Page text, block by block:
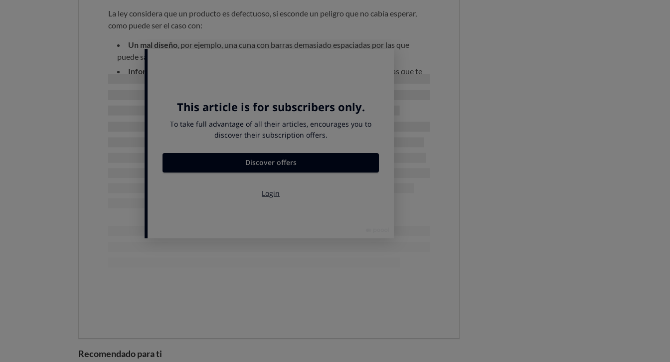
La ley considera que un producto es defectuoso, si esconde un peligro que no cabía esperar,
como puede ser el caso con:
Un mal diseño, por ejemplo, una cuna con barras demasiado espaciadas por las que
puede sacar la cabeza el bebé y lesionarse.
Información de uso que esté incompleta
, es decir, instrucciones mal redactadas que te
En cualquiera de estos casos, se asume que la responsabilidad recae sobre el fabricante. Si bien,
hay casos excepcionales recogidos por la legislación, en los que puede evitar dicha
Si el producto todavía no se está comercializando y es un prototipo.
Si el fabricante ha producido el bien siguiendo la legislación vigente, pero la culpa del
Si demuestra que el defecto tiene por origen una instalación incorrecta del producto.
fármacos y medicamentos.
Para hacer efectiva la compensación, se tiene que valorar el daño causado. En el caso de
Recomendado para ti